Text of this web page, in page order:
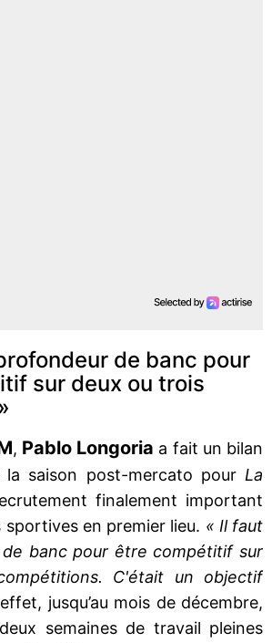
de banc pour
sur deux ou trois
, Pablo Longoria a fait un bilan
saison post-mercato pour La
finalement important
sportives en premier lieu. « Il faut
banc pour être compétitif sur
C'était un objectif
jusqu’au mois de décembre,
semaines de travail pleines